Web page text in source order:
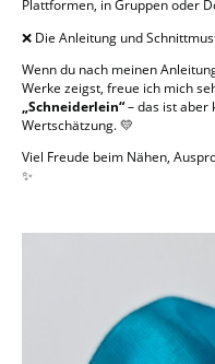
Plattformen, in Gruppen oder
❌ Die Anleitung und
Wenn du nach meinen
Werke zeigst, freue ich mich
„Schneiderlein“– das ist aber
Wertschätzung. 💛
Viel Freude beim Nähen,
✨